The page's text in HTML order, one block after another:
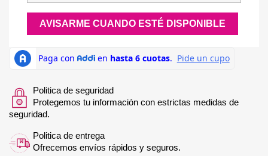
AVISARME CUANDO ESTÉ DISPONIBLE
Politica de seguridad
Protegemos tu información con estrictas medidas de
seguridad.
Politica de entrega
Ofrecemos envíos rápidos y seguros.